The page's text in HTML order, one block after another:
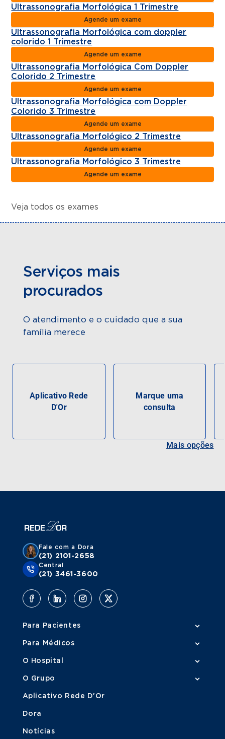
Ultrassonografia Morfológica 1 Trimestre
Agende um exame
Ultrassonografia Morfológica com doppler
colorido 1 Trimestre
Agende um exame
Ultrassonografia Morfológica Com Doppler
Colorido 2 Trimestre
Agende um exame
Ultrassonografia Morfológica com Doppler
Colorido 3 Trimestre
Agende um exame
Ultrassonografia Morfológico 2 Trimestre
Agende um exame
Ultrassonografia Morfológico 3 Trimestre
Agende um exame
Veja todos os exames
Serviços mais
procurados
O atendimento e o cuidado que a sua
família merece
Aplicativo Rede
D'Or
Marque uma
consulta
Mais opções
Fale com a Dora
(21) 2101-2658
Central
(21) 3461-3600
Para Pacientes
Para Médicos
O Hospital
O Grupo
Aplicativo Rede D'Or
Dora
Notícias